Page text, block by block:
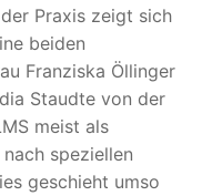
Praxis zeigt sich
beiden
Franziska Öllinger
Staudte von der
meist als
speziellen
geschieht umso